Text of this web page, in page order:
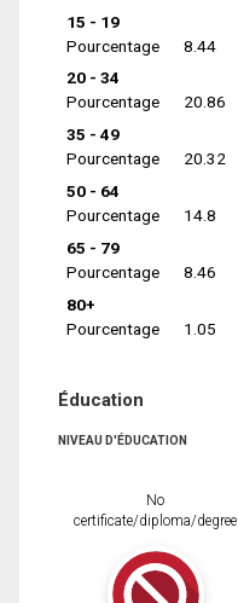
15 - 19
Pourcentage
8.44
20 - 34
Pourcentage
20.86
35 - 49
Pourcentage
20.32
50 - 64
Pourcentage
14.8
65 - 79
Pourcentage
8.46
80+
Pourcentage
1.05
Éducation
NIVEAU D'ÉDUCATION
No
certificate/diploma/degree